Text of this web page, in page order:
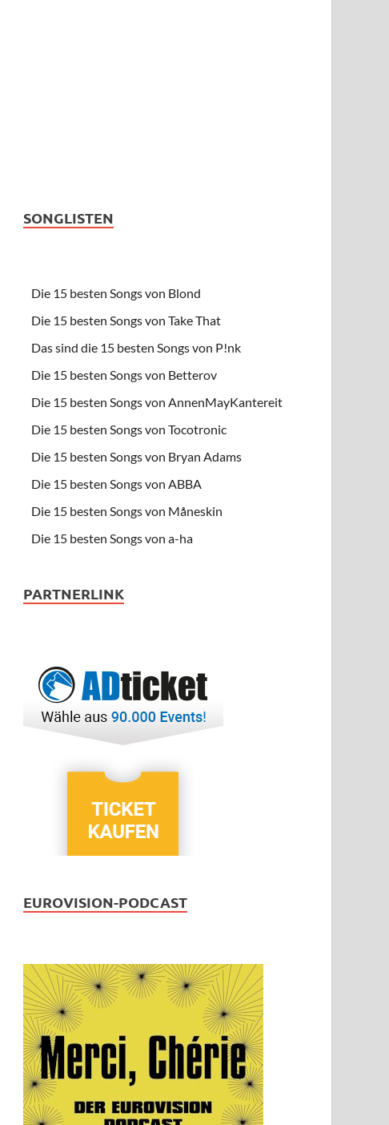
SONGLISTEN
Die 15 besten Songs von Blond
Die 15 besten Songs von Take That
Das sind die 15 besten Songs von P!nk
Die 15 besten Songs von Betterov
Die 15 besten Songs von AnnenMayKantereit
Die 15 besten Songs von Tocotronic
Die 15 besten Songs von Bryan Adams
Die 15 besten Songs von ABBA
Die 15 besten Songs von Måneskin
Die 15 besten Songs von a-ha
PARTNERLINK
EUROVISION-PODCAST